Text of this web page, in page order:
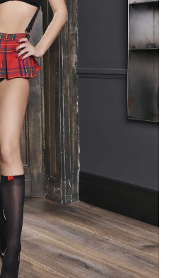
İNCELE